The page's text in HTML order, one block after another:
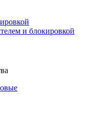
и блокировкой